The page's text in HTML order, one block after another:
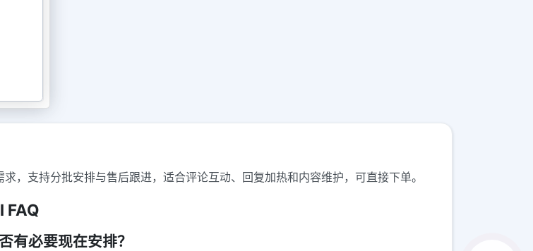
支持分批安排与售后跟进，适合评论互动、回复加热和内容维护，可直接下单。
FAQ
有必要现在安排？